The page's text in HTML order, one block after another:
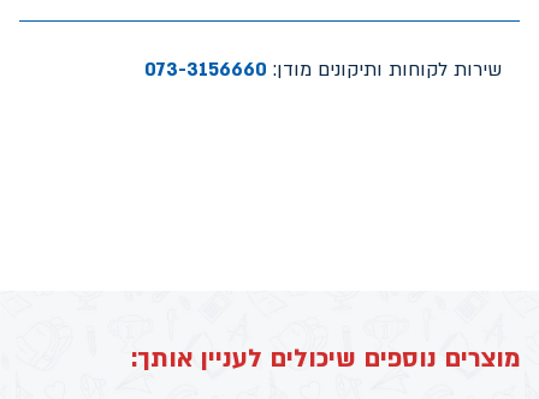
שירות לקוחות ותיקונים מודן: 073-3156660
מוצרים נוספים שיכולים לעניין אותך: